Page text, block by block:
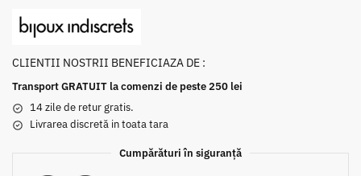
CLIENTII NOSTRII BENEFICIAZA DE :
Transport GRATUIT la comenzi de peste 250 lei
14 zile de retur gratis.
Livrarea discretă in toata tara
Cumpărături în siguranță